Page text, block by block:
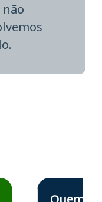
não
Concursos emEstudante Elais